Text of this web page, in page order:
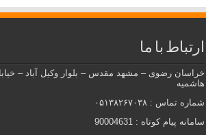
ارتباط با ما
خراسان رضوی – مشهد مقدس – بلوار وکیل آباد –
هاشمیه
شماره تماس : ۰۵۱۳۸۲۶۷۰۳۸
سامانه پیام کوتاه : 90004631